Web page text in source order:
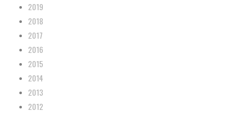
2019
2018
2017
2016
2015
2014
2013
2012